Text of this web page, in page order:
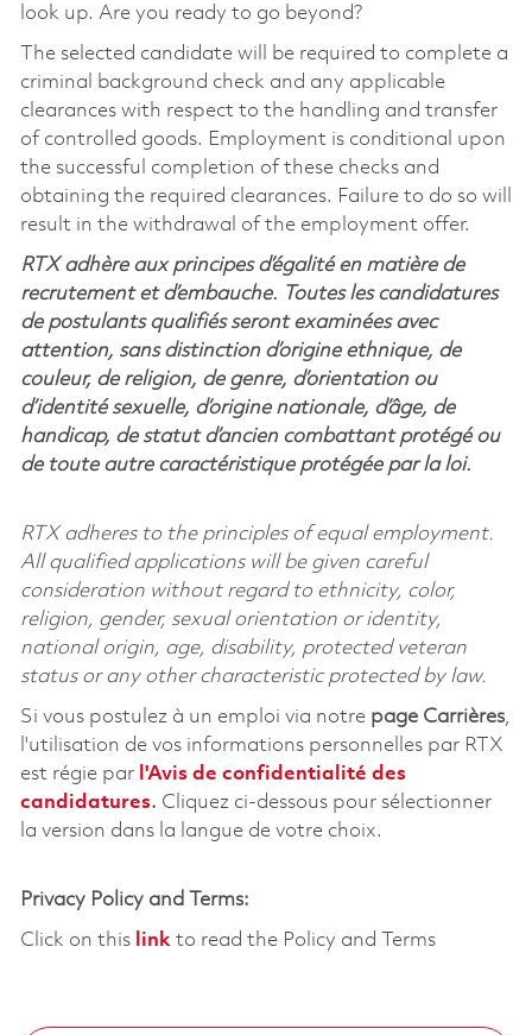
look up. Are you ready to go beyond?
The selected candidate will be required to complete a
criminal background check and any applicable
clearances with respect to the handling and transfer
of controlled goods. Employment is conditional upon
the successful completion of these checks and
obtaining the required clearances. Failure to do so will
result in the withdrawal of the employment offer.
RTX adhère aux principes d’égalité en matière de
recrutement et d’embauche. Toutes les candidatures
de postulants qualifiés seront examinées avec
attention, sans distinction d’origine ethnique, de
couleur, de religion, de genre, d’orientation ou
d’identité sexuelle, d’origine nationale, d’âge, de
handicap, de statut d’ancien combattant protégé ou
de toute autre caractéristique protégée par la loi.
RTX adheres to the principles of equal employment.
All qualified applications will be given careful
consideration without regard to ethnicity, color,
religion, gender, sexual orientation or identity,
national origin, age, disability, protected veteran
status or any other characteristic protected by law.
Si vous postulez à un emploi via notre page Carrières,
l'utilisation de vos informations personnelles par RTX
est régie par l'Avis de confidentialité des
candidatures. Cliquez ci-dessous pour sélectionner
la version dans la langue de votre choix.
Privacy Policy and Terms:
Click on this linkto read the Policy and Terms